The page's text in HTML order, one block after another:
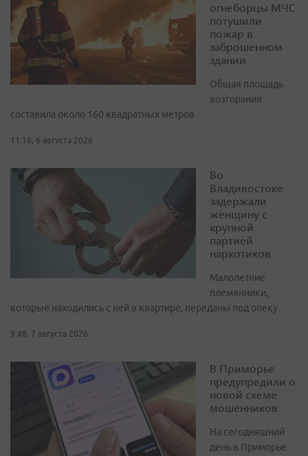
огнеборцы МЧС
потушили
пожар в
заброшенном
здании
Общая площадь
возгорания
составила около 160 квадратных метров
11:16, 6 августа 2026
Во
Владивостоке
задержали
женщину с
крупной
партией
наркотиков
Малолетние
племянники,
которые находились с ней в квартире, переданы под опеку
9:48, 7 августа 2026
В Приморье
предупредили о
новой схеме
мошенников
На сегодняшний
день в Приморье